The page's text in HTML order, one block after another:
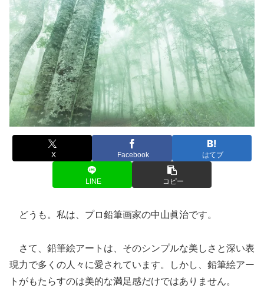
X Facebook はてブ
LINE コピー
どうも。私は、プロ鉛筆画家の中山眞治です。
さて、鉛筆絵アートは、そのシンプルな美しさと深い表
現力で多くの人々に愛されています。しかし、鉛筆絵アー
トがもたらすのは美的な満足感だけではありません。